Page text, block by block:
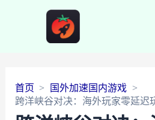
首页
国外加速国内游戏
跨洋峡谷对决：海外玩家零延迟